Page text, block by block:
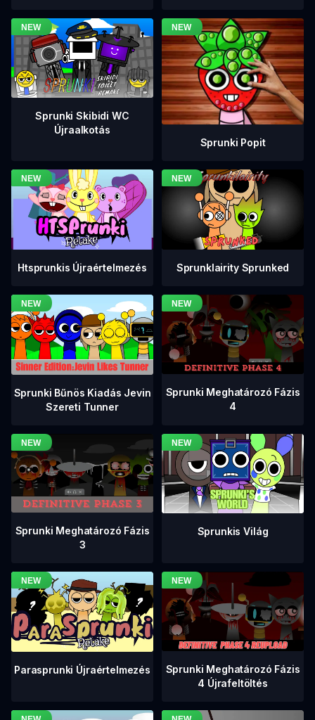
Sprunki Skibidi WC
Újraalkotás
Sprunki Popit
Htsprunkis Újraértelmezés Sprunklairity Sprunked
Sprunki Bűnös Kiadás Jevin
Szereti Tunner
Sprunki Meghatározó Fázis
4
Sprunki Meghatározó Fázis
3
Sprunkis Világ
Parasprunki Újraértelmezés
Sprunki Meghatározó Fázis
4 Újrafeltöltés